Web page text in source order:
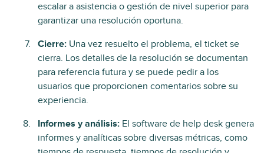
escalar a asistencia o gestión de nivel superior para
garantizar una resolución oportuna.
Cierre: Una vez resuelto el problema, el ticket se
cierra. Los detalles de la resolución se documentan
para referencia futura y se puede pedir a los
usuarios que proporcionen comentarios sobre su
experiencia.
Informes y análisis: El software de help desk genera
informes y analíticas sobre diversas métricas, como